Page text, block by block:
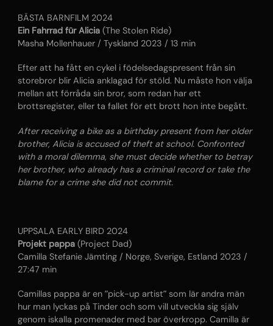
BÄSTA BARNFILM 2024
Ein Fahrrad für Alicia (The Stolen Ride)
Masha Mollenhauer / Tyskland 2023 / 13 min
Efter att ha fått en cykel i födelsedagspresent från sin
storebror blir Alicia anklagad för stöld. Nu måste hon välja
mellan att förråda sin bror, som redan har ett
brottsregister, eller ta fallet för ett brott hon inte begått.
After receiving a bike as a birthday present from her older
brother, Alicia is accused of theft at school. Confronted
with a moral dilemma, she must decide whether to betray
her brother, who already has a criminal record or take the
blame for a crime she did not commit.
UPPSALA EARLY BIRD 2024
Projekt pappa (Project Dad)
Camilla Stefanie Jämting / Norge, Sverige, Estland 2023 /
27:47 min
Camillas pappa är en ”pick-up artist” som lär andra män
hur man lyckas på Tinder och som vill utveckla sig själv
genom iskalla promenader med bar överkropp. Camilla är